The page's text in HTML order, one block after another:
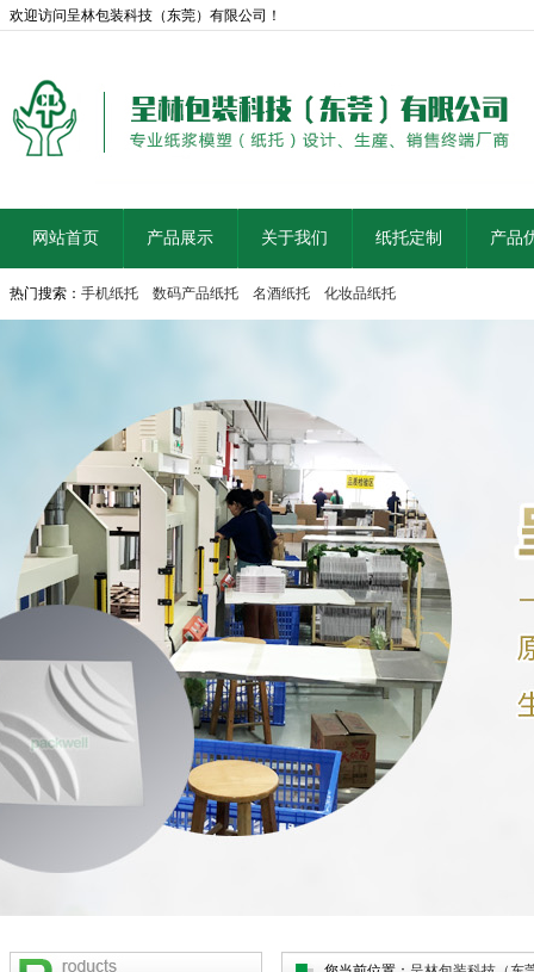
欢迎访问呈林包装科技（东莞）有限公司！
网站首页 产品展示 关于我们 纸托定制 产品
热门搜索： 手机纸托 数码产品纸托 名酒纸托 化妆品纸托